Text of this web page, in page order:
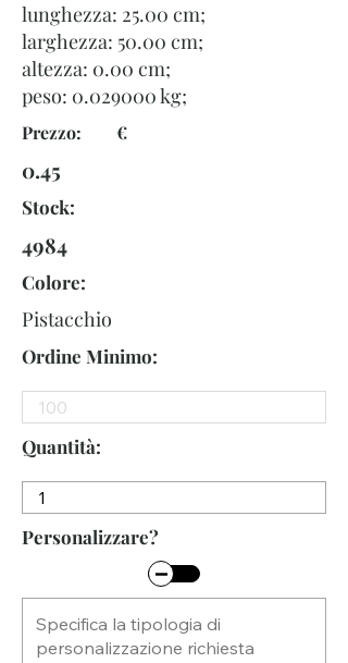
lunghezza: 25.00 cm;
larghezza: 50.00 cm;
altezza: 0.00 cm;
peso: 0.029000kg;
Prezzo: €
0.45
Stock:
4984
Colore:
Pistacchio
Ordine Minimo:
Quantità:
Personalizzare?